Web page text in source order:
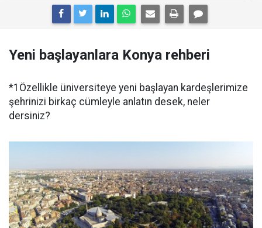
Yeni başlayanlara Konya rehberi
*1Özellikle üniversiteye yeni başlayan kardeşlerimize
şehrinizi birkaç cümleyle anlatın desek, neler
dersiniz?